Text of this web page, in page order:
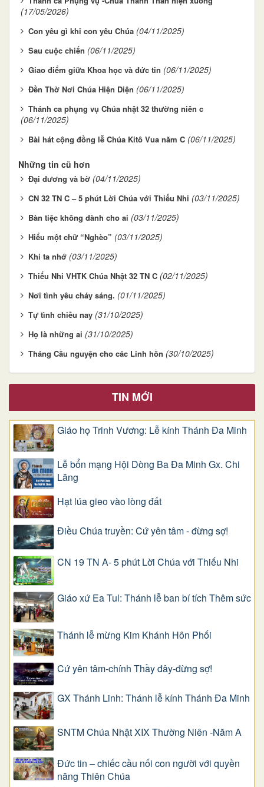
(17/05/2026)
Con yêu gì khi con yêu Chúa (04/11/2025)
Sau cuộc chiến (06/11/2025)
Giao điểm giữa Khoa học và đức tin (06/11/2025)
Đền Thờ Nơi Chúa Hiện Diện (06/11/2025)
Thánh ca phụng vụ Chúa nhật 32 thường niên c
(06/11/2025)
Bài hát cộng đồng lễ Chúa Kitô Vua năm C (06/11/2025)
Những tin cũ hơn
Đại dương và bờ (04/11/2025)
CN 32 TN C – 5 phút Lời Chúa với Thiếu Nhi (03/11/2025)
Bàn tiệc không dành cho ai (03/11/2025)
Hiểu một chữ “Nghèo” (03/11/2025)
Khi ta nhớ (03/11/2025)
Thiếu Nhi VHTK Chúa Nhật 32 TN C (02/11/2025)
Nơi tình yêu cháy sáng. (01/11/2025)
Tự tình chiều nay (31/10/2025)
Họ là những ai (31/10/2025)
Tháng Cầu nguyện cho các Linh hồn (30/10/2025)
TIN MỚI
Giáo họ Trinh Vương: Lễ kính Thánh Đa Minh
Lễ bổn mạng Hội Dòng Ba Đa Minh Gx. Chi
Lăng
Hạt lúa gieo vào lòng đất
Điều Chúa truyền: Cứ yên tâm - đừng sợ!
CN 19 TN A- 5 phút Lời Chúa với Thiếu Nhi
Giáo xứ Ea Tul: Thánh lễ ban bí tích Thêm sức
Thánh lễ mừng Kim Khánh Hôn Phối
Cứ yên tâm-chính Thầy đây-đừng sợ!
GX Thánh Linh: Thánh lễ kính Thánh Đa Minh
SNTM Chúa Nhật XIX Thường Niên -Năm A
Đức tin – chiếc cầu nối con người với quyền
năng Thiên Chúa